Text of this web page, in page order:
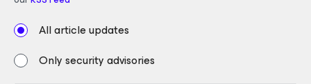
All article updates
Only security advisories